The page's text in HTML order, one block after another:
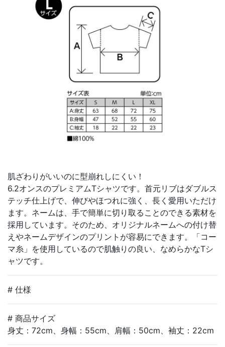
肌ざわりがいいのに型崩れしにくい！
6.2オンスのプレミアムTシャツです。首元リブはダブルス
テッチ仕上げで、伸びやほつれに強く、長く愛用いただけ
ます。ネームは、手で簡単に切り取ることのできる素材を
採用しています。そのため、オリジナルネームへの付け替
えやネームデザインのプリントが容易にできます。「コー
マ糸」を使用しているので肌触りの良い、なめらかなTシ
ャツです。
# 仕様
# 商品サイズ
身丈：72cm、身幅：55cm、肩幅：50cm、袖丈：22cm